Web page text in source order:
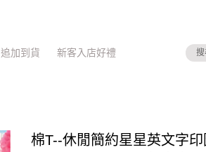
追加到貨 新客入店好禮
棉T--休閒簡約星星英文字